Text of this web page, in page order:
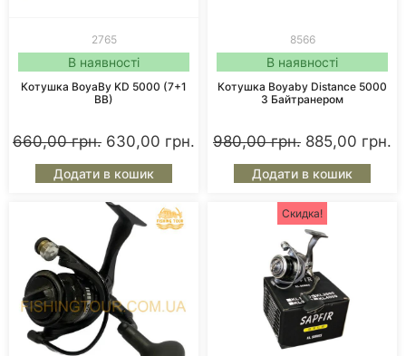
2765
В наявності
Котушка BoyaBy KD 5000 (7+1
BB)
660,00грн. 630,00 грн.
Додати в кошик
8566
В наявності
Котушка Boyaby Distance 5000
З Байтранером
980,00грн. 885,00 грн.
Додати в кошик
Скидка!